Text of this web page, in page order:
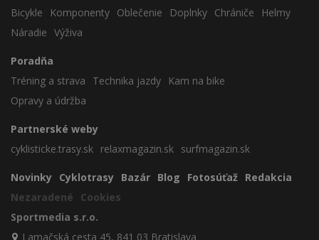
Bicykle
Komponenty Oblečenie Doplnky Chrániče
Helmy
Náradie Výživa
Poradňa
Tréning a strava
Technika jazdy
Kam na bike
Opravy a údržba
Partnerské weby
cyklisticke.trasy.sk relaxmagazin.sk surfmagazin.sk
Novinky Cyklotrasy Bazár Blog Fotosúťaž Redakcia
Nezaradené
Cookies
Sportmedia s.r.o.
Lamačská cesta 45, 841 03 Bratislava